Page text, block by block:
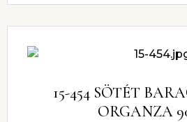
15-454 SÖTÉT
ORGANZA